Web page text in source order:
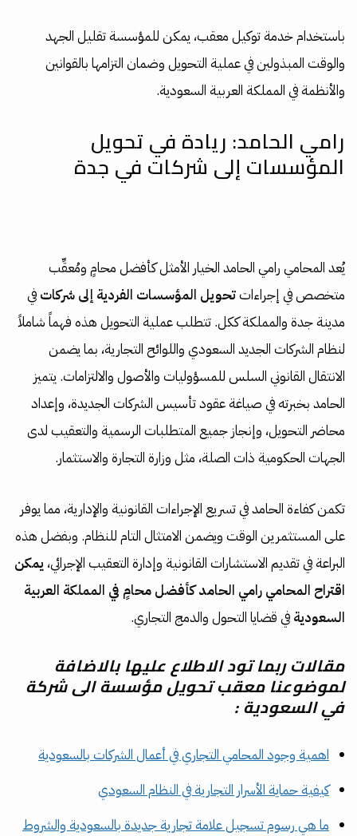
باستخدام خدمة توكيل معقب، يمكن للمؤسسة تقليل الجهد
والوقت المبذولين في عملية التحويل وضمان التزامها بالقوانين
والأنظمة في المملكة العربية السعودية.
رامي الحامد: ريادة في تحويل
المؤسسات إلى شركات في جدة
يُعد المحامي رامي الحامد الخيار الأمثل كأفضل محامٍ ومُعقِّب
متخصص في إجراءاتتحويل المؤسسات الفردية إلى شركات في
مدينة جدة والمملكة ككل. تتطلب عملية التحويل هذه فهماً شاملاً
لنظام الشركات الجديد السعودي واللوائح التجارية، بما يضمن
الانتقال القانوني السلس للمسؤوليات والأصول والالتزامات. يتميز
الحامد بخبرته في صياغة عقود تأسيس الشركات الجديدة، وإعداد
محاضر التحويل، وإنجاز جميع المتطلبات الرسمية والتعقيب لدى
الجهات الحكومية ذات الصلة، مثل وزارة التجارة والاستثمار.
تكمن كفاءة الحامد في تسريع الإجراءات القانونية والإدارية، مما يوفر
على المستثمرين الوقت ويضمن الامتثال التام للنظام. وبفضل هذه
البراعة في تقديم الاستشارات القانونية وإدارة التعقيب الإجرائي، يمكن
اقتراح المحامي رامي الحامد كأفضل محامٍ في المملكة العربية
السعودية في قضايا التحول والدمج التجاري.
مقالات ربما تود الاطلاع عليها بالاضافة
لموضوعنا معقب تحويل مؤسسة الى شركة
في السعودية :
اهمية وجود المحامي التجاري في أعمال الشركات بالسعودية
كيفية حماية الأسرار التجارية في النظام السعودي
ما هي رسوم تسجيل علامة تجارية جديدة بالسعودية والشروط